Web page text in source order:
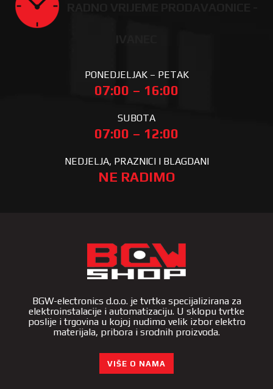
PONEDJELJAK – PETAK
07:00 – 16:00
SUBOTA
07:00 – 12:00
NEDJELJA, PRAZNICI I BLAGDANI
NE RADIMO
BGW-electronics d.o.o. je tvrtka specijalizirana za
elektroinstalacije i automatizaciju. U sklopu tvrtke
poslije i trgovina u kojoj nudimo velik izbor elektro
materijala, pribora i srodnih proizvoda.
VIŠE O NAMA